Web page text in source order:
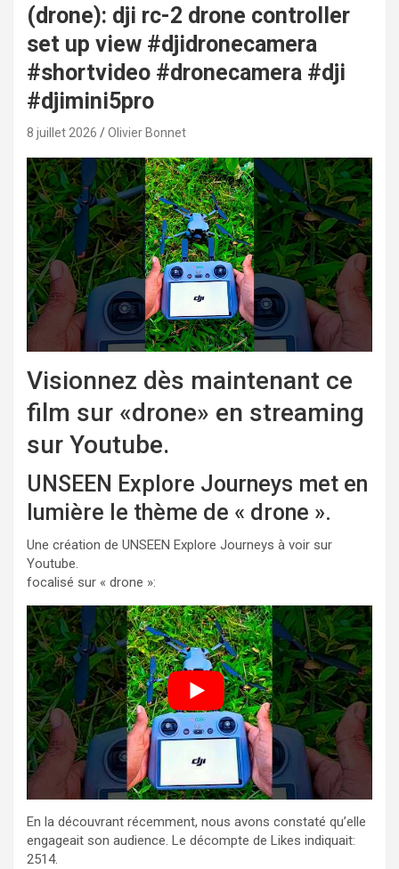
(drone): dji rc-2 drone controller
set up view #djidronecamera
#shortvideo #dronecamera #dji
#djimini5pro
8 juillet 2026 Olivier Bonnet
Visionnez dès maintenant ce
film sur «drone» en streaming
sur Youtube.
UNSEEN Explore Journeys met en
lumière le thème de « drone ».
Une création de UNSEEN Explore Journeys à voir sur
Youtube.
focalisé sur « drone »:
En la découvrant récemment, nous avons constaté qu’elle
engageait son audience. Le décompte de Likes indiquait:
2514.